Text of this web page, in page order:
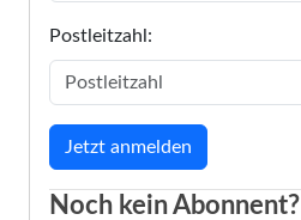
Postleitzahl:
Noch kein Abonnent?